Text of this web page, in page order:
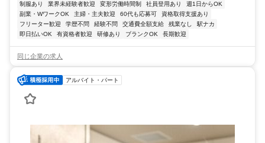
制服あり 業界未経験者歓迎 変形労働時間制 社員登用あり
週1日からOK
副業・WワークOK
主婦・主夫歓迎 60代も応募可
資格取得支援あり
フリーター歓迎
学歴不問 経験不問 交通費全額支給 残業なし
駅ナカ
即日払いOK
有資格者歓迎 研修あり ブランクOK 長期歓迎
同じ企業の求人
アルバイト・パート